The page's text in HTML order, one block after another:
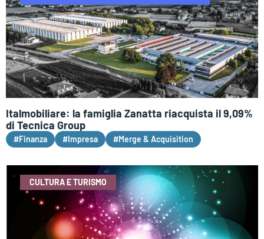
Italmobiliare: la famiglia Zanatta riacquista il 9,09%
di Tecnica Group
#Finanza #Impresa #Merge & Acquisition
CULTURA E TURISMO